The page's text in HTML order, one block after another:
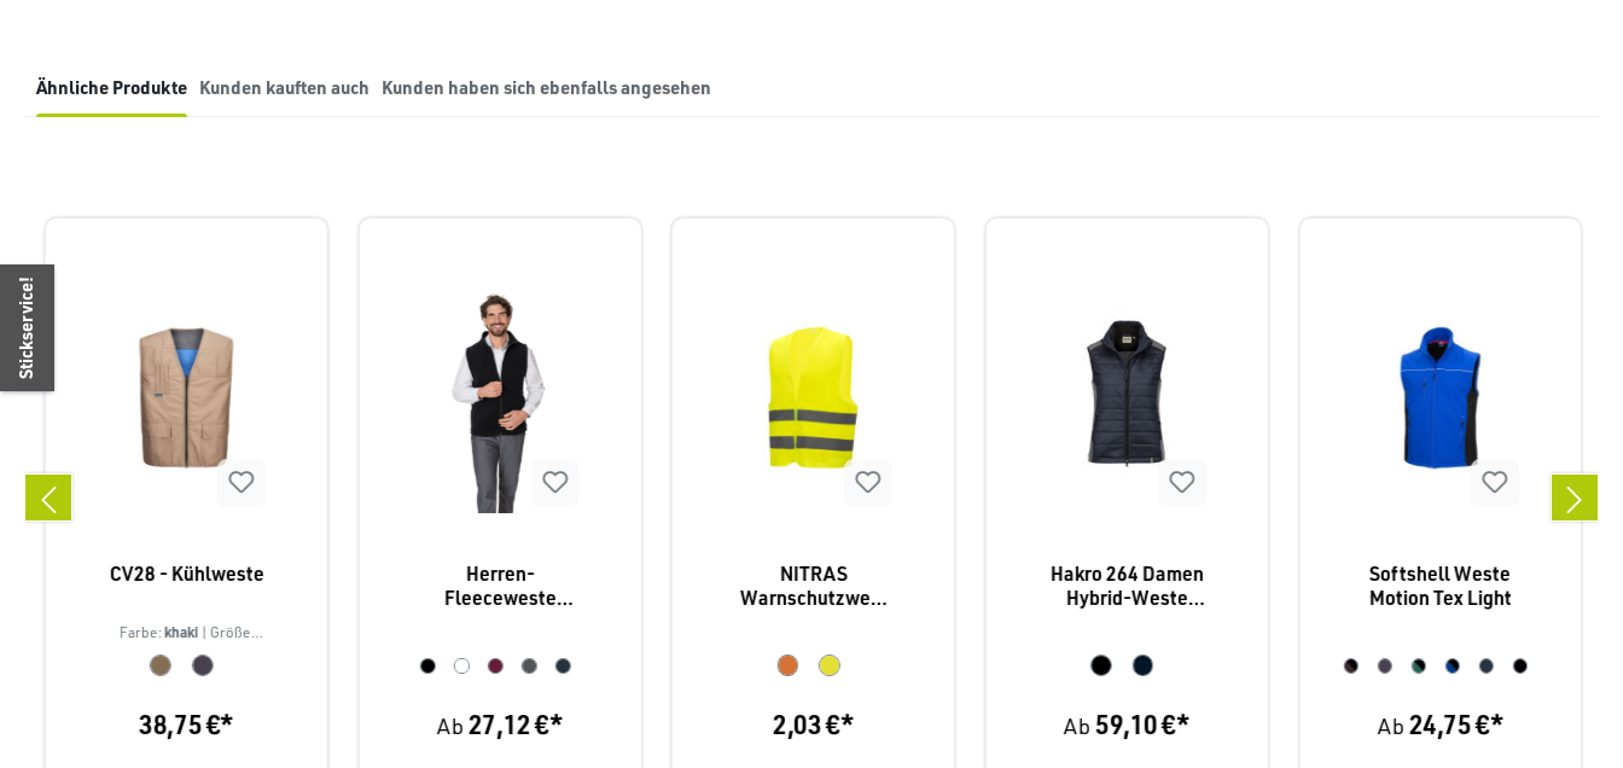
Ähnliche Produkte Kunden kauften auch Kunden haben sich ebenfalls angesehen
CV28 - Kühlweste
Farbe: khaki | Größe:
38,75 €*
Herren-
Fleeceweste
Ab 27,12 €*
NITRAS
Warnschutzwest
2,03 €*
Hakro 264 Damen
Hybrid-Weste
Ab 59,10 €*
Softshell Weste
Motion Tex Light
Ab 24,75 €*
Stickservice!